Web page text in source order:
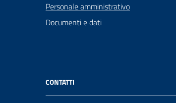
Personale amministrativo
Documenti e dati
CONTATTI